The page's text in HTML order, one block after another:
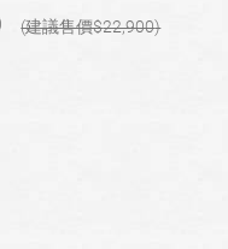
22,900